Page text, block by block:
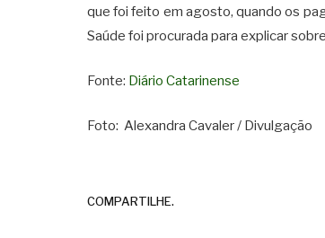
que foi feito em agosto, quando os
Saúde foi procurada para explicar
Fonte: Diário Catarinense
Foto: Alexandra Cavaler / Divulgação
COMPARTILHE.